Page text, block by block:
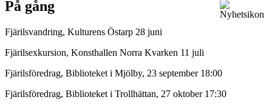
På gång
Fjärilsvandring, Kulturens Östarp 28 juni
Fjärilsexkursion, Konsthallen Norra Kvarken 11 juli
Fjärilsföredrag, Biblioteket i Mjölby, 23 september 18:00
Fjärilsföredrag, Biblioteket i Trollhättan, 27 oktober 17:30